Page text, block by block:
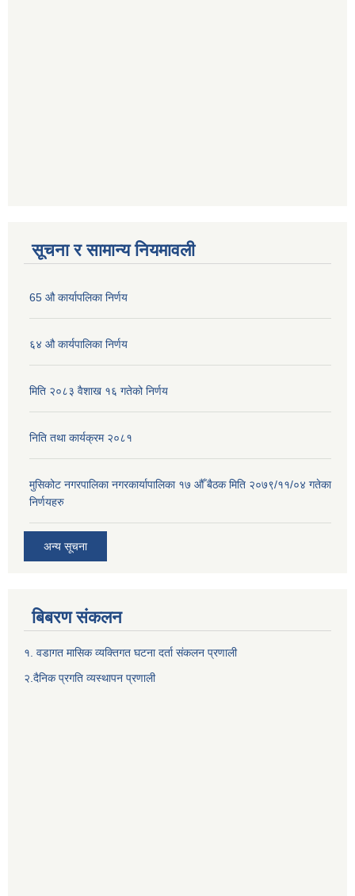
सूचना र सामान्य नियमावली
65 औ कार्यापलिका निर्णय
६४ औ कार्यपालिका निर्णय
मिति २०८३ वैशाख १६ गतेको निर्णय
निति तथा कार्यक्रम २०८१
मुसिकोट नगरपालिका नगरकार्यापालिका १७ औँ बैठक मिति २०७९/११/०४ गतेका
निर्णयहरु
अन्य सूचना
बिबरण संकलन
१. वडागत मासिक व्यक्तिगत घटना दर्ता संकलन प्रणाली
२.दैनिक प्रगति व्यस्थापन प्रणाली